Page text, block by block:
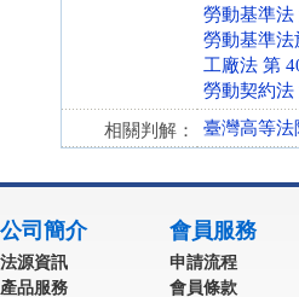
勞動基準法
勞動基準法
工廠法 第
勞動契約法
相關判解： 臺灣高等法
公司簡介
法源資訊
產品服務
會員服務
申請流程
會員條款